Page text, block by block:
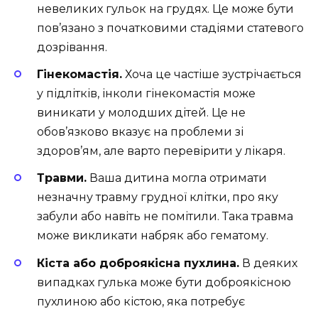
невеликих гульок на грудях. Це може бути
пов’язано з початковими стадіями статевого
дозрівання.
Гінекомастія. Хоча це частіше зустрічається
у підлітків, інколи гінекомастія може
виникати у молодших дітей. Це не
обов’язково вказує на проблеми зі
здоров’ям, але варто перевірити у лікаря.
Травми. Ваша дитина могла отримати
незначну травму грудної клітки, про яку
забули або навіть не помітили. Така травма
може викликати набряк або гематому.
Кіста або доброякісна пухлина. В деяких
випадках гулька може бути доброякісною
пухлиною або кістою, яка потребує